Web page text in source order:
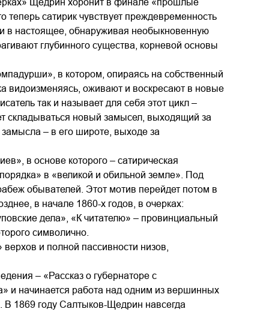
Щедрин хоронит в финале «прошлые
сатирик чувствует преждевременность
в настоящее, обнаруживая необыкновенную
глубинного существа, корневой основы
в котором, опираясь на собственный
видоизменяясь, оживают и воскресают в новые
так и называет для себя этот цикл –
складываться новый замысел, выходящий за
– в его широте, выходе за
в основе которого – сатирическая
в «великой и обильной земле». Под
обывателей. Этот мотив перейдет потом в
в начале 1860-х годов, в очерках:
дела», «К читателю» – провинциальный
символично.
и полной пассивности низов,
– «Рассказ о губернаторе с
и начинается работа над одним из вершинных
В 1869 году Салтыков-Щедрин навсегда